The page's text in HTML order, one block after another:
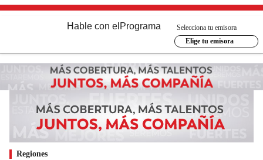
Hable con el Programa
Selecciona tu emisora
Elige tu emisora
Regiones